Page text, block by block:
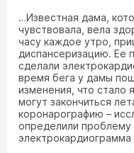
…Известная дама,
чувствовала, вела
часу каждое утро,
диспансеризацию. Ее
сделали
время бега у дамы
изменения, что стало
могут закончиться
коронарографию –
определили проблему